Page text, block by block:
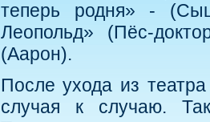
теперь родня» -
Леопольд» (Пёс-
(Аарон).
После ухода из
случая к случаю.